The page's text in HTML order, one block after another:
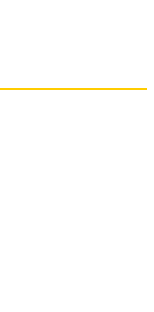
有最新獨家快速作業系
商用專業版 Windows 7
2.3.4 作業系統
可輕鬆悠遊於二大作業
10Pro 除了具備
合商用需求，還內建
足享受所有個人行動上
需求，同時搭載獨家
1.5GHz